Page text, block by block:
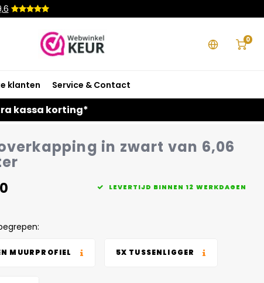
0
klanten Service & Contact
kassa korting*
in zwart van 6,06
LEVERTIJD BINNEN 12 WERKDAGEN
MUURPROFIEL 5X TUSSENLIGGER